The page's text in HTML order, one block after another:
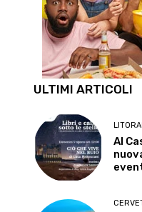
ULTIMI ARTICOLI
Al